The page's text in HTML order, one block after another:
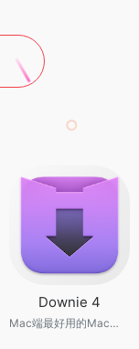
Downie 4
Mac端最好用的Mac视频下载工具